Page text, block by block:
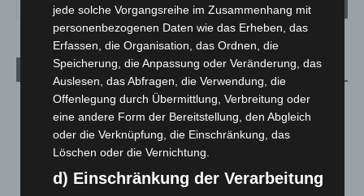
Aktuelle Beiträge
Region Hannover: 21 neue Notfallsanitäter starten beim
Roten Kreuz
5. August 2026
Zeugen
jede solche Vorgangsreihe im Zusammenhang mit
personenbezogenen Daten wie das Erheben, das
Erfassen, die Organisation, das Ordnen, die
Speicherung, die Anpassung oder Veränderung, das
Auslesen, das Abfragen, die Verwendung, die
Offenlegung durch Übermittlung, Verbreitung oder
eine andere Form der Bereitstellung, den Abgleich
oder die Verknüpfung, die Einschränkung, das
Löschen oder die Vernichtung.
d) Einschränkung der Verarbeitung